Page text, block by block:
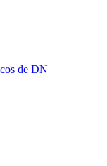
de DN